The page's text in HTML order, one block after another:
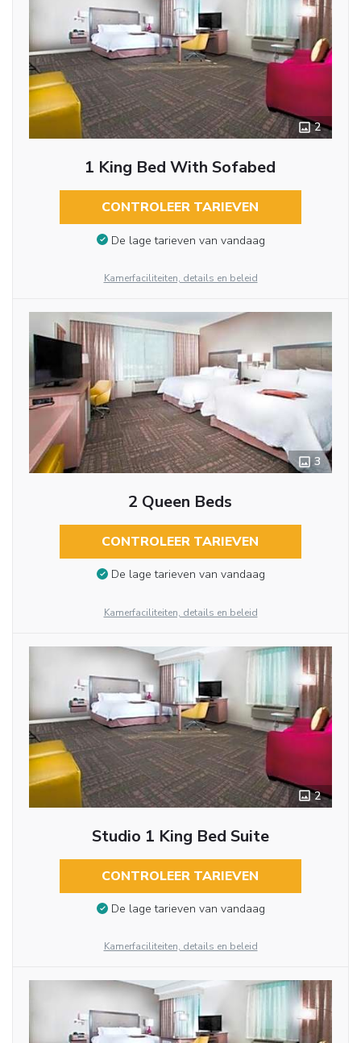
2
1 King Bed With Sofabed
CONTROLEER TARIEVEN
De lage tarieven van vandaag
Kamerfaciliteiten, details en beleid
3
2 Queen Beds
CONTROLEER TARIEVEN
De lage tarieven van vandaag
Kamerfaciliteiten, details en beleid
2
Studio 1 King Bed Suite
CONTROLEER TARIEVEN
De lage tarieven van vandaag
Kamerfaciliteiten, details en beleid